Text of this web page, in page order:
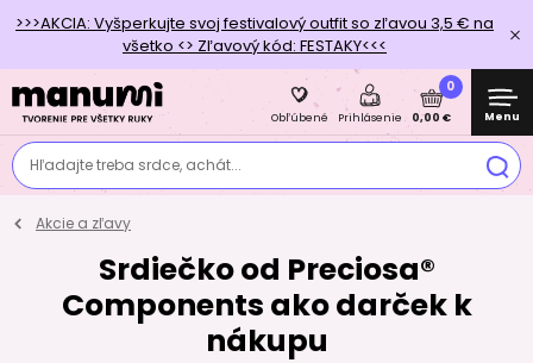
>>>AKCIA: Vyšperkujte svoj festivalový outfit so zľavou 3,5 € na
všetko <> Zľavový kód: FESTAKY<<<
Hľadajte treba srdce, achát...
Obľúbené Prihlásenie
0
0,00 € Menu
Akcie a zľavy
Srdiečko od Preciosa®
Components ako darček k
nákupu